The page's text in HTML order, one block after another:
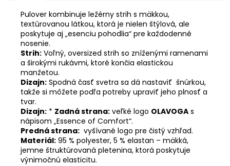
Pulover kombinuje ležérny strih s mäkkou,
textúrovanou látkou, ktorá je nielen štýlová, ale
poskytuje aj „esenciu pohodlia“ pre každodenné
nosenie.
Strih: Voľný, oversized strih so zníženými ramenami
a širokými rukávmi, ktoré končia elastickou
manžetou.
Dizajn: Spodná časť svetra sa dá nastaviť šnúrkou,
takže si môžete podľa potreby upraviť jeho plnosť a
tvar.
Dizajn: * Zadná strana: veľké logo OLAVOGA s
nápisom „Essence of Comfort“.
Predná strana: vyšívané logo pre čistý vzhľad.
Materiál: 95 % polyester, 5 % elastan – mäkká,
jemne štruktúrovaná pletenina, ktorá poskytuje
výnimočnú elasticitu.